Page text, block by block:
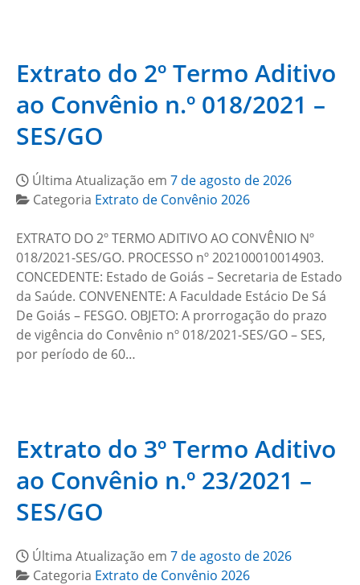
Extrato do 2º Termo Aditivo
ao Convênio n.º 018/2021 –
SES/GO
Última Atualização em 7 de agosto de 2026
Categoria Extrato de Convênio 2026
EXTRATO DO 2º TERMO ADITIVO AO CONVÊNIO Nº
018/2021-SES/GO. PROCESSO nº 202100010014903.
CONCEDENTE: Estado de Goiás – Secretaria de Estado
da Saúde. CONVENENTE: A Faculdade Estácio De Sá
De Goiás – FESGO. OBJETO: A prorrogação do prazo
de vigência do Convênio nº 018/2021-SES/GO – SES,
por período de 60…
Extrato do 3º Termo Aditivo
ao Convênio n.º 23/2021 –
SES/GO
Última Atualização em 7 de agosto de 2026
Categoria Extrato de Convênio 2026